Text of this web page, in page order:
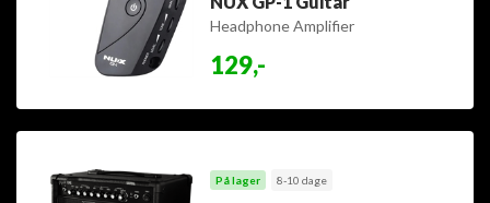
Headphone Amplifier
129,-
På lager 8-10 dage